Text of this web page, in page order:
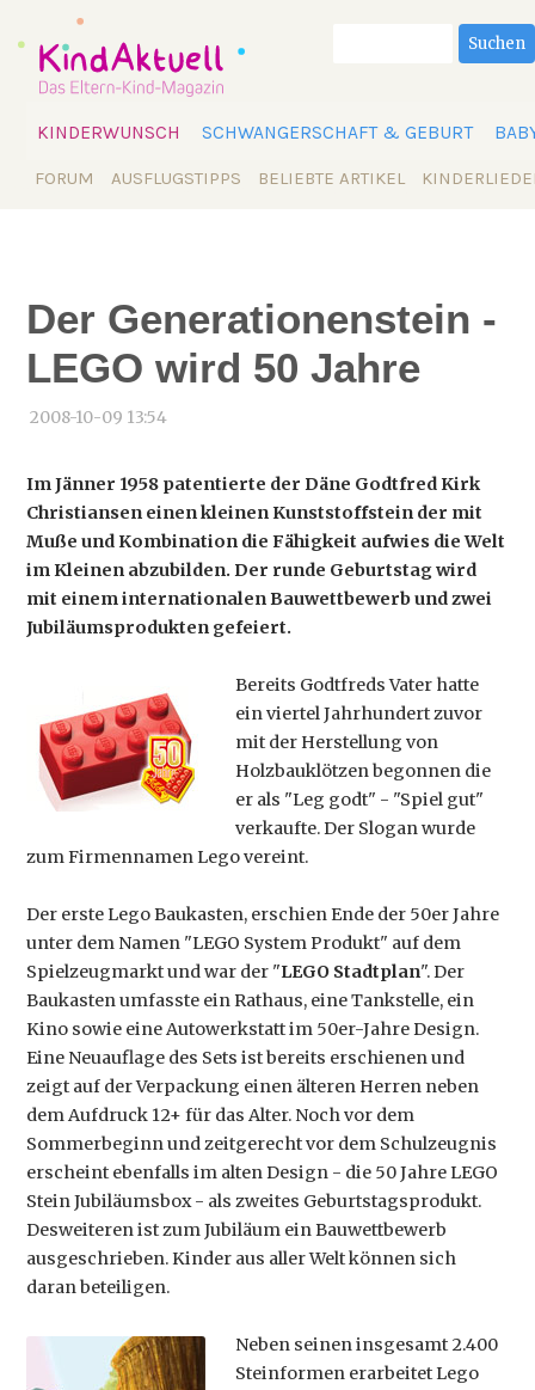
überspringen
KINDERWUNSCH SCHWANGERSCHAFT & GEBURT
Navigation
FORUM AUSFLUGSTIPPS BELIEBTE ARTIKEL
Suchen
Der Generationenstein -
LEGO wird 50 Jahre
2008-10-09 13:54
Im Jänner 1958 patentierte der Däne Godtfred Kirk
Christiansen einen kleinen Kunststoffstein der mit
Muße und Kombination die Fähigkeit aufwies die Welt
im Kleinen abzubilden. Der runde Geburtstag wird
mit einem internationalen Bauwettbewerb und zwei
Jubiläumsprodukten gefeiert.
Bereits Godtfreds Vater hatte
ein viertel Jahrhundert zuvor
mit der Herstellung von
Holzbauklötzen begonnen die
er als "Leg godt" - "Spiel gut"
verkaufte. Der Slogan wurde
zum Firmennamen Lego vereint.
Der erste Lego Baukasten, erschien Ende der 50er Jahre
unter dem Namen "LEGO System Produkt" auf dem
Spielzeugmarkt und war der "LEGO Stadtplan". Der
Baukasten umfasste ein Rathaus, eine Tankstelle, ein
Kino sowie eine Autowerkstatt im 50er-Jahre Design.
Eine Neuauflage des Sets ist bereits erschienen und
zeigt auf der Verpackung einen älteren Herren neben
dem Aufdruck 12+ für das Alter. Noch vor dem
Sommerbeginn und zeitgerecht vor dem Schulzeugnis
erscheint ebenfalls im alten Design - die 50 Jahre LEGO
Stein Jubiläumsbox - als zweites Geburtstagsprodukt.
Desweiteren ist zum Jubiläum ein Bauwettbewerb
ausgeschrieben. Kinder aus aller Welt können sich
daran beteiligen.
Neben seinen insgesamt 2.400
Steinformen erarbeitet Lego